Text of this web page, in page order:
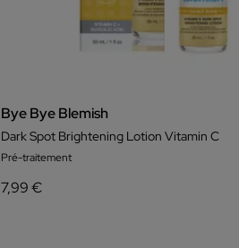
Bye Bye Blemish
Dark Spot Brightening Lotion Vitamin C
Pré-traitement
7,99 €